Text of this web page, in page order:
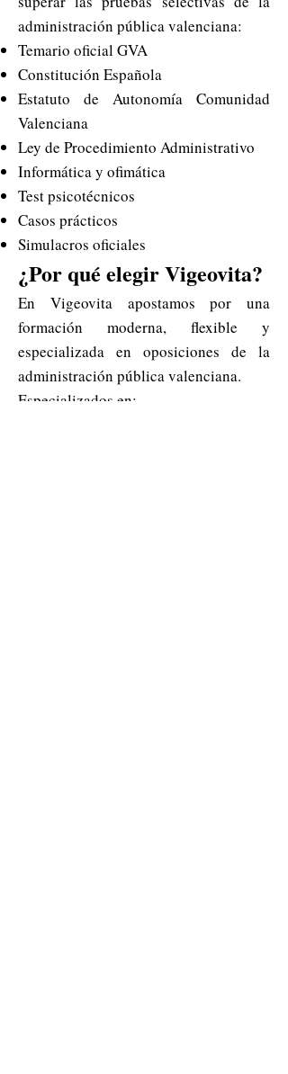
administración pública valenciana:
Temario oficial GVA
Constitución Española
Estatuto de Autonomía Comunidad
Valenciana
Ley de Procedimiento Administrativo
Informática y ofimática
Test psicotécnicos
Casos prácticos
Simulacros oficiales
¿Por qué elegir Vigeovita?
En Vigeovita apostamos por una
formación moderna, flexible y
especializada en oposiciones de la
administración pública valenciana.
Especializados en: